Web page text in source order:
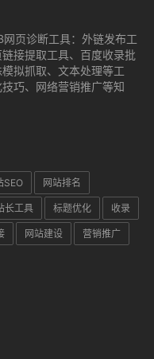
页诊断工具：外链发布工
接提取工具、百度收录批
拟抓取、文本处理等工
巧、网络营销推广等知
SEO 网站排名
长工具 标题优化 收录
网站建设 营销推广